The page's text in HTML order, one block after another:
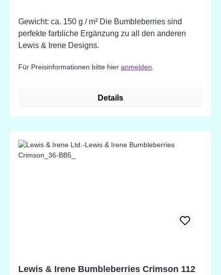
Gewicht: ca. 150 g / m² Die Bumbleberries sind
perfekte farbliche Ergänzung zu all den anderen
Lewis & Irene Designs.
Für Preisinformationen bitte hier anmelden
Details
Lewis & Irene Bumbleberries Crimson 112